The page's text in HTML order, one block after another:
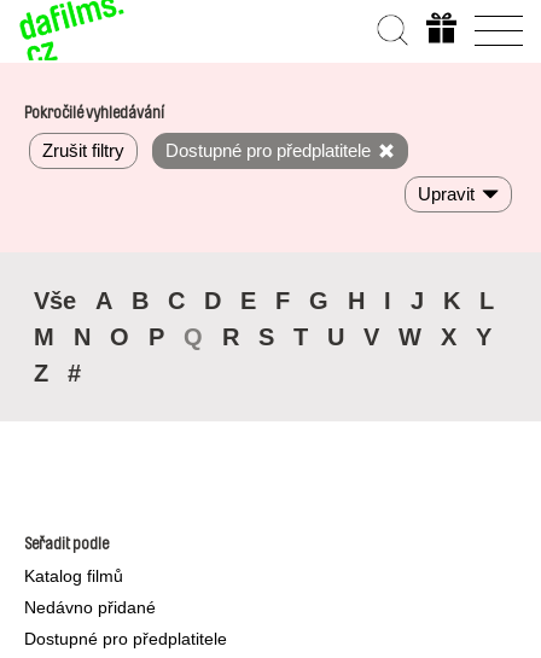
Pokročilé vyhledávání
Zrušit filtry Dostupné pro předplatitele
Upravit
Vše A B C D E F G H I J K
L
M
N O P Q R S T U V W X
Y
Z
#
Seřadit podle
Katalog filmů
Nedávno přidané
Dostupné pro předplatitele